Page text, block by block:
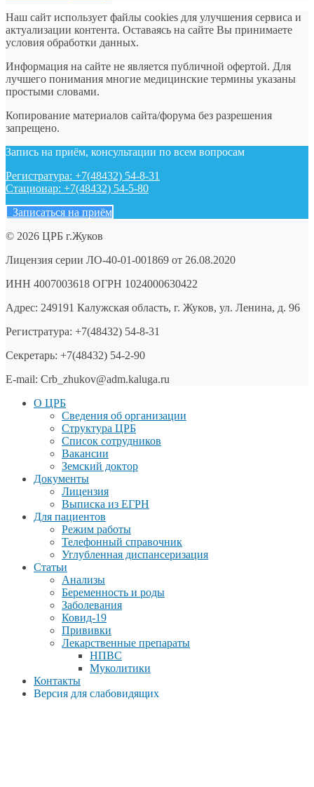
Наш сайт использует файлы cookies для улучшения сервиса и
актуализации контента. Оставаясь на сайте Вы принимаете
условия обработки данных.
Информация на сайте не является публичной офертой. Для
лучшего понимания многие медицинские термины указаны
простыми словами.
Копирование материалов сайта/форума без разрешения
запрещено.
Запись на приём, консультации по всем вопросам
Регистратура: +7(48432) 54-8-31
Стационар: +7(48432) 54-5-80
Записаться на приём
© 2026 ЦРБ г.Жуков
Лицензия серии ЛО-40-01-001869 от 26.08.2020
ИНН 4007003618 ОГРН 1024000630422
Адрес: 249191 Калужская область, г. Жуков, ул. Ленина, д. 96
Регистратура: +7(48432) 54-8-31
Секретарь: +7(48432) 54-2-90
E-mail: Crb_zhukov@adm.kaluga.ru
О ЦРБ
Сведения об организации
Структура ЦРБ
Список сотрудников
Вакансии
Земский доктор
Документы
Лицензия
Выписка из ЕГРН
Для пациентов
Режим работы
Телефонный справочник
Углубленная диспансеризация
Статьи
Анализы
Беременность и роды
Заболевания
Ковид-19
Прививки
Лекарственные препараты
НПВС
Муколитики
Контакты
Версия для слабовидящих